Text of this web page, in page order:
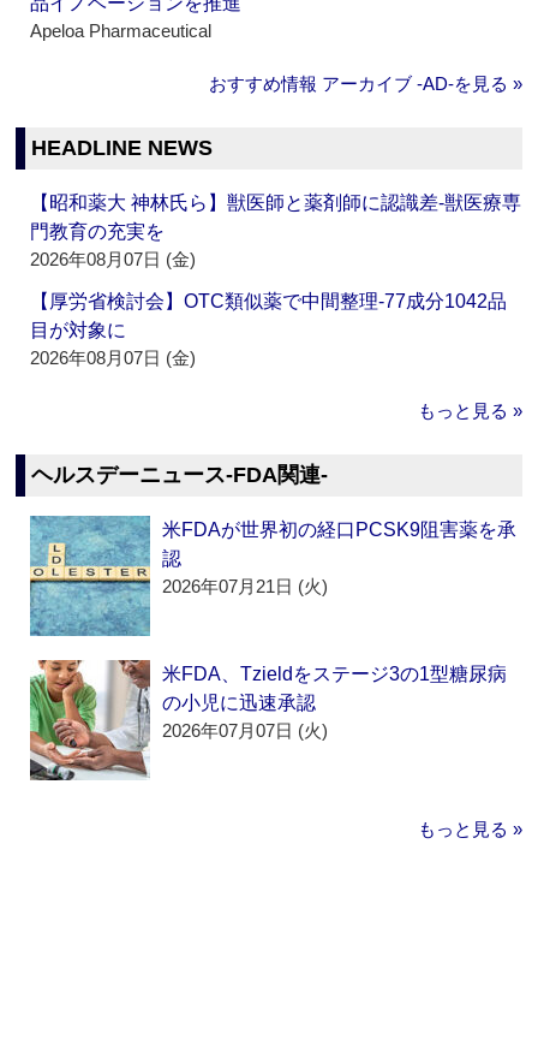
Apeloa Pharmaceutical
おすすめ情報 アーカイブ ‐AD‐を見る »
HEADLINE NEWS
【昭和薬大 神林氏ら】獣医師と薬剤師に認識差‐獣医療専
門教育の充実を
2026年08月07日 (金)
【厚労省検討会】OTC類似薬で中間整理‐77成分1042品
目が対象に
2026年08月07日 (金)
もっと見る »
ヘルスデーニュース‐FDA関連‐
米FDAが世界初の経口PCSK9阻害薬を承
認
2026年07月21日 (火)
米FDA、Tzieldをステージ3の1型糖尿病
の小児に迅速承認
2026年07月07日 (火)
もっと見る »